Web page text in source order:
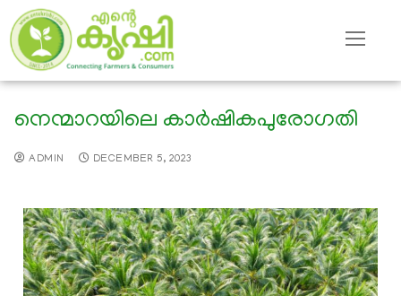
നെന്മാറയിലെ കാര്‍ഷികപുരോഗതി
ADMIN DECEMBER 5, 2023